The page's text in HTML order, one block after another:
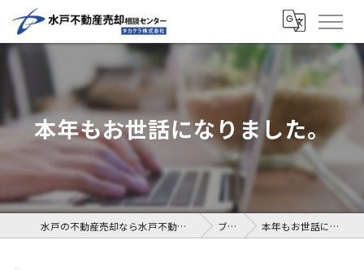
本年もお世話になりました。
水戸の不動産売却なら水戸不動産売却相談センター ブログ 本年もお世話になりました。